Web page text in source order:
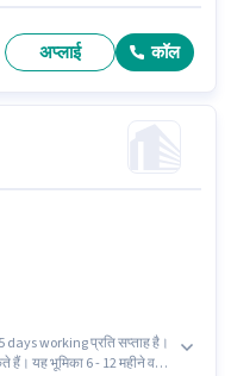
अप्लाई कॉल
working प्रति सप्ताह है।
यह भूमिका 6 - 12 महीने वर्ष